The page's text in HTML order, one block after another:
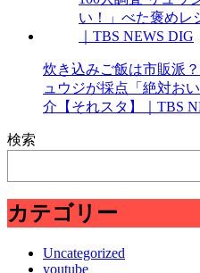
炊き込みご飯は市販派
ュウジが採点「絶対お
介【それスタ】｜TBS
検索
カテゴリー
Uncategorized
youtube